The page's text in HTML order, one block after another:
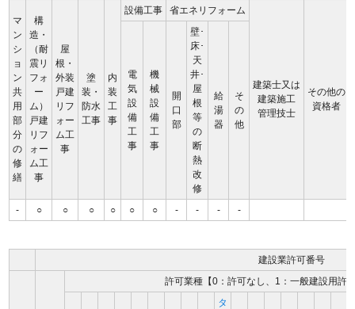
マ
ン
シ
ョ
ン
共
用
部
分
の
修
繕
構
造・
（耐
震リ
フォ
ー
ム）
戸建
リフ
ォー
ム工
事
屋
根・
外装
戸建
リフ
ォー
ム工
事
塗
装・
防水
工事
内
装
工
事
設備工事 省エネリフォーム
建築士又は
建築施工
管理技士
その他の
資格者
電
気
設
備
工
事
機
械
設
備
工
事
開
口
部
壁･
床･
天
井･
屋
根
等
の
断
熱
改
修
給
湯
器
そ
の
他
- ○ ○ ○ ○ ○ ○ - - - -
建設業許可番号
許可業種【0：許可なし、1：一般建設用許
タ